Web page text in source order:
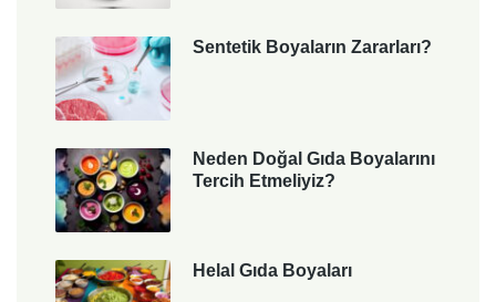
Sentetik Boyaların Zararları?
Neden Doğal Gıda Boyalarını
Tercih Etmeliyiz?
Helal Gıda Boyaları